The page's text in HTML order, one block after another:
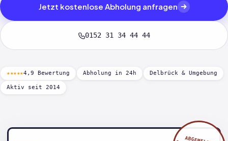
Jetzt kostenlose Abholung anfragen
0152 31 34 44 44
★★★★★4,9 Bewertung Abholung in 24h Delbrück & Umgebung
Aktiv seit 2014